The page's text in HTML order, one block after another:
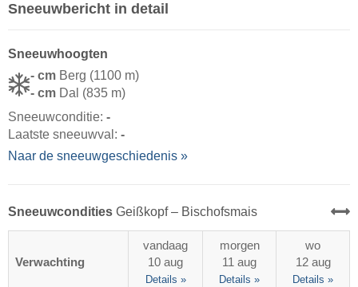
Sneeuwbericht in detail
Sneeuwhoogten
- cm Berg (1100 m)
- cm Dal (835 m)
Sneeuwconditie: -
Laatste sneeuwval: -
Naar de sneeuwgeschiedenis »
Sneeuwcondities Geißkopf – Bischofsmais
Verwachting
vandaag
10 aug
Details »
morgen
11 aug
Details »
wo
12 aug
Details »